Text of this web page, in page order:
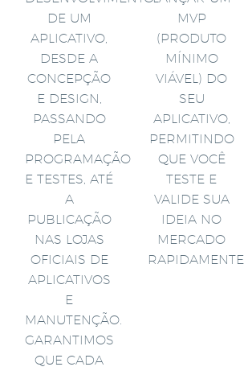
DE UM
APLICATIVO,
DESDE A
CONCEPÇÃO
E DESIGN,
PASSANDO
PELA
PROGRAMAÇÃO
E TESTES, ATÉ
A
PUBLICAÇÃO
NAS LOJAS
OFICIAIS DE
APLICATIVOS
E
MANUTENÇÃO.
GARANTIMOS
QUE CADA
MVP
(PRODUTO
MÍNIMO
VIÁVEL) DO
SEU
APLICATIVO,
PERMITINDO
QUE VOCÊ
TESTE E
VALIDE SUA
IDEIA NO
MERCADO
RAPIDAMENTE.